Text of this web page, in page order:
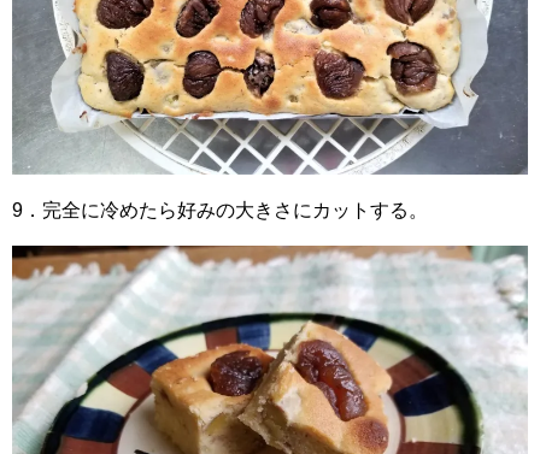
9．完全に冷めたら好みの大きさにカットする。